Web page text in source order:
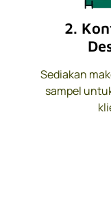
2.
Sediakan
sampel